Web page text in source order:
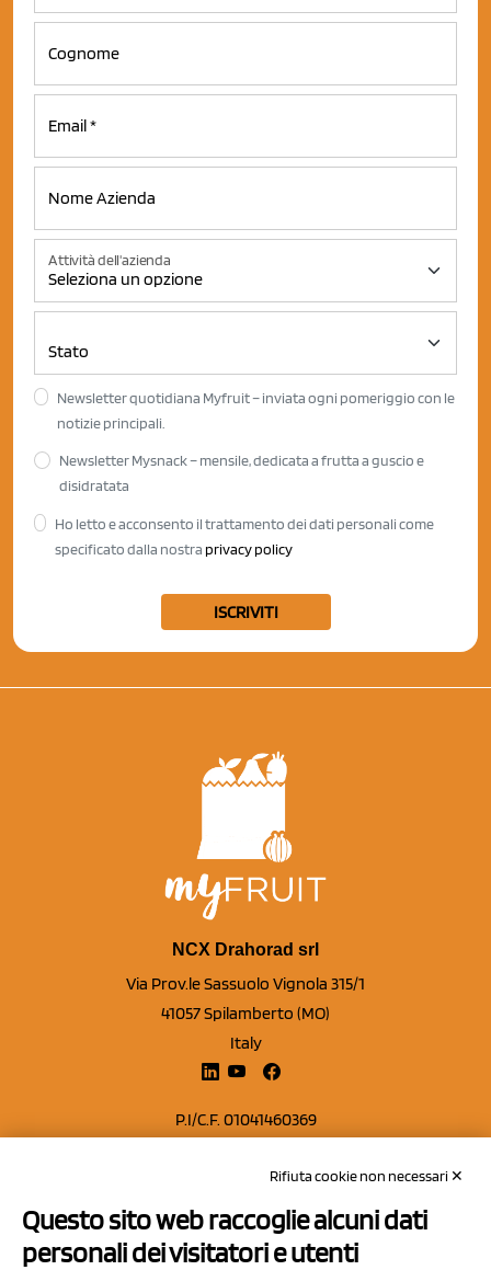
Attività dell'azienda
Newsletter quotidiana Myfruit – inviata ogni pomeriggio con le
notizie principali.
Newsletter Mysnack – mensile, dedicata a frutta a guscio e
disidratata
Ho letto e acconsento il trattamento dei dati personali come
specificato dalla nostra privacy policy
ISCRIVITI
NCX Drahorad srl
Via Prov.le Sassuolo Vignola 315/1
41057 Spilamberto (MO)
Italy
P.I/C.F. 01041460369
Capitale sociale Euro 50.000,00 i.v.
Contatti
Rifiuta cookie non necessari ✕
Questo sito web raccoglie alcuni dati
personali dei visitatori e utenti